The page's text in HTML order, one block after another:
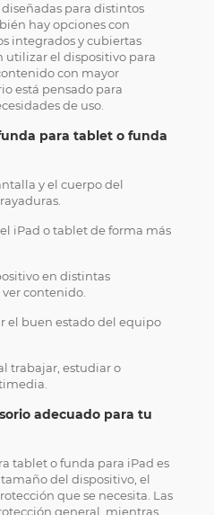
para distintos
hay opciones con
integrados y cubiertas
utilizar el dispositivo para
con mayor
está pensado para
de uso.
para tablet o funda
y el cuerpo del
iPad o tablet de forma más
en distintas
contenido.
el buen estado del equipo
trabajar, estudiar o
adecuado para tu
tablet o funda para iPad es
del dispositivo, el
que se necesita. Las
general, mientras